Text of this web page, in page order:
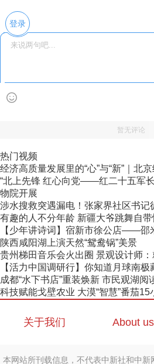
登录
暂无评论
热门视频
经济高质量发展里的“心”与“新”｜北
“北上先锋 红心向党——红二十五军
物院开展
涉水搜救突遇漏电！张家界社区书记
有趣的人不分年龄 新疆大爷跳舞自
【少年讲诗词】宿新市徐公店——邵
陕西咸阳湖上演天然“鸳鸯锅”美景
贵州梯田音乐会火出圈 景观设计师
【活力中国调研行】你知道月球南极
成都“水下书店”重装焕新 市民观湖阅
科技赋能戈壁农业 大漠“智慧”番茄
关于我们 About us
本网站所刊载信息，不代表中新社和中